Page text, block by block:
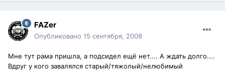
FAZer
Опубликовано 15 сентября, 2008
Мне тут рама пришла, а подсидел ещё нет.... А ждать долго....
Вдруг у кого завалялся старый/тяжолый/нелюбимый